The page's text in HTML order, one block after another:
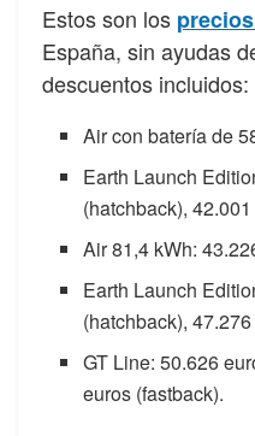
Estos son los
España, sin ayudas
descuentos incluidos:
Air con batería de
Earth Launch
(hatchback),
Air 81,4 kWh:
Earth Launch
(hatchback),
GT Line: 50.626
euros (fastback).